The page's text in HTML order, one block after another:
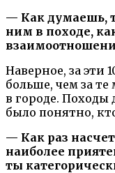
— Как думаешь,
ним в походе,
Наверное, за эти
больше, чем за
в городе. Походы
было понятно,
— Как раз
наиболее
ты